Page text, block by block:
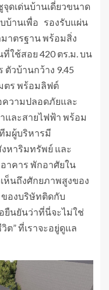
จุดเด่นบ้านเดี่ยวขนาด
บ้านเพื่อ รองรับแผ่น
าตรฐาน พร้อมสิ่ง
ใช้สอย 420 ตร.ม. บน
ตัวบ้านกว้าง 9.45
ตร พร้อมลิฟต์
วามปลอดภัยและ
และสายไฟฟ้า พร้อม
มผู้บริหารมี
หาริมทรัพย์ และ
าคาร พักอาศัยใน
เห็นถึงศักยภาพสูงของ
ของบริษัทติดกับ
อยืนยันว่าที่นี่จะไม่ใช่
ต” ที่เราจะอยู่ดูแล